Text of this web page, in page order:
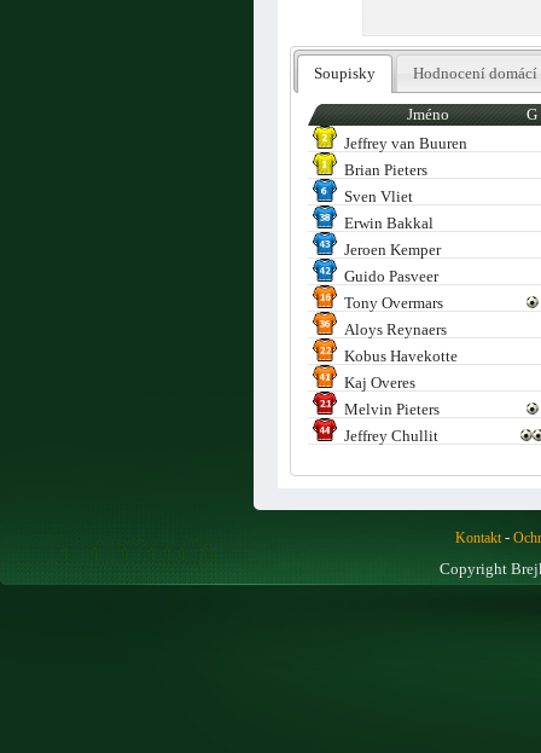
Soupisky Hodnocení domácí
Jméno
G
Jeffrey van Buuren
Brian Pieters
Sven Vliet
Erwin Bakkal
Jeroen Kemper
Guido Pasveer
Tony Overmars
Aloys Reynaers
Kobus Havekotte
Kaj Overes
Melvin Pieters
Jeffrey Chullit
Kontakt-
Copyright